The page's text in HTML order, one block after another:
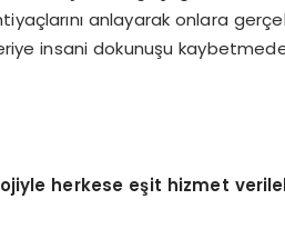
anlayarak onlara
insani dokunuşu
herkese eşit hizmet